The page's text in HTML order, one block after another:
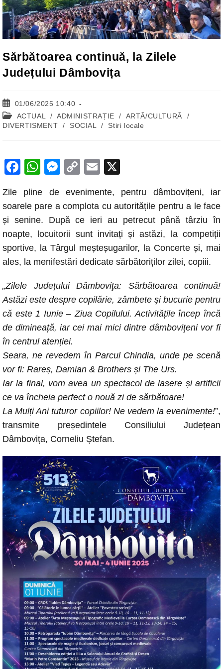
Sărbătoarea continuă, la Zilele
Județului Dâmbovița
Post
published:
01/06/2025 10:40
Post
category:
ACTUAL / ADMINISTRAȚIE / ARTĂ/CULTURĂ
/
DIVERTISMENT
/ SOCIAL / Stiri locale
F
c
e
b
o
o
k
W
at
s
A
p
p
M
ss
e
n
g
er
C
p
y
Li
n
k
E
ail
Zile pline de evenimente, pentru dâmbovițeni, iar
soarele pare a complota cu autoritățile pentru a le face
și senine. După ce ieri au petrecut până târziu în
noapte, locuitorii sunt invitați și astăzi, la competiții
sportive, la Târgul meșteșugarilor, la Concerte și, mai
ales, la menifestări dedicate sărbătoriților zilei, copiii.
„Zilele Județului Dâmboviţa: Sărbătoarea continuă!
Astăzi este despre copilărie, zâmbete și bucurie pentru
că este 1 Iunie – Ziua Copilului. Activitățile încep încă
de dimineață, iar cei mai mici dintre dâmboviţeni vor fi
în centrul atenției.
Seara, ne revedem în Parcul Chindia, unde pe scenă
vor fi: Rareș, Damian & Brothers și The Urs.
Iar la final, vom avea un spectacol de lasere și artificii
ce va încheia perfect o nouă zi de sărbătoare!
La Mulți Ani tuturor copiilor! Ne vedem la evenimente!”,
transmite președintele Consiliului Județean
Dâmbovița, Corneliu Ștefan.